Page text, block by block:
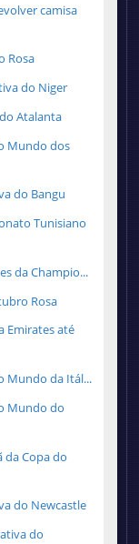
camisa
Rosa
do Niger
Atalanta
Mundo dos
do Bangu
Tunisiano
da Champio...
Rosa
Emirates até
Mundo da Itál...
Mundo do
da Copa do
do Newcastle
do